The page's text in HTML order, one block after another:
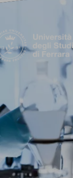
testati e
ricerca